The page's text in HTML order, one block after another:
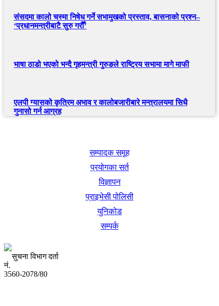
संसदमा कालो चस्मा निषेध गर्ने सभामुखको प्रस्ताव, बासनाको प्रश्न–
‘प्रधानमन्त्रीबाटै सुरु गरौँ’
भाषा ठाडो भएको भन्दै गृहमन्त्री गुरुङले राष्ट्रिय सभामा मागे माफी
एलपी ग्यासको कृत्रिम अभाव र कालोबजारीबारे मन्त्रालयमा सिधै
गुनासो गर्न आग्रह
सम्पादक समूह
प्रयोगका सर्त
विज्ञापन
प्राइभेसी पोलिसी
युनिकोड
सम्पर्क
सुचना विभाग दर्ता
नं.
3560-2078/80